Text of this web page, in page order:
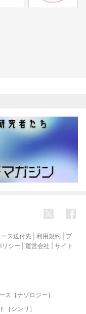
ス送付先 利用規約
プ
リシー 運営会社
サイト
ス［ナゾロジー］
［シンリ］